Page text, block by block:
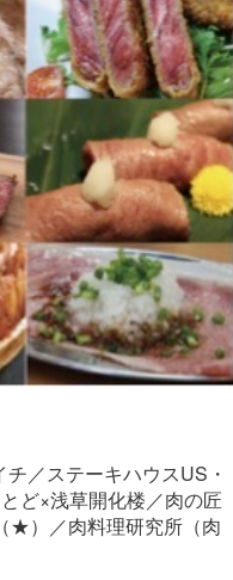
／ステーキハウスUS・
ど×浅草開化楼／肉の匠
★）／肉料理研究所（肉